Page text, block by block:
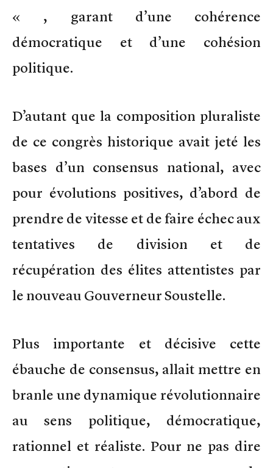
« , garant d’une cohérence
démocratique et d’une cohésion
politique.
D’autant que la composition pluraliste
de ce congrès historique avait jeté les
bases d’un consensus national, avec
pour évolutions positives, d’abord de
prendre de vitesse et de faire échec aux
tentatives de division et de
récupération des élites attentistes par
le nouveau Gouverneur Soustelle.
Plus importante et décisive cette
ébauche de consensus, allait mettre en
branle une dynamique révolutionnaire
au sens politique, démocratique,
rationnel et réaliste. Pour ne pas dire